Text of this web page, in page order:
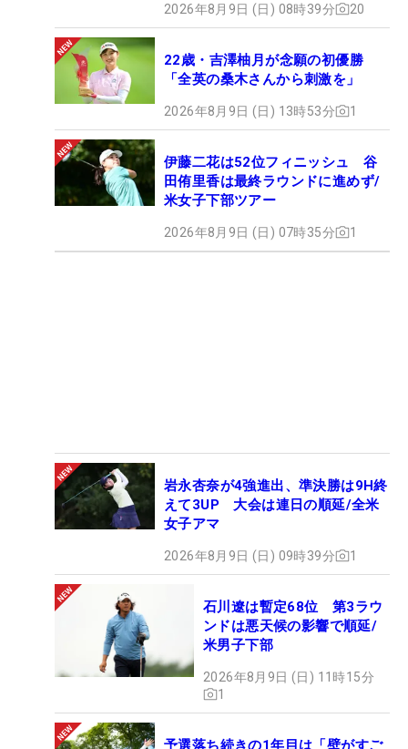
2026年8月9日 (日) 08時39分 20
22歳・吉澤柚月が念願の初優勝
「全英の桑木さんから刺激を」
2026年8月9日 (日) 13時53分 1
伊藤二花は52位フィニッシュ 谷
田侑里香は最終ラウンドに進めず/
米女子下部ツアー
2026年8月9日 (日) 07時35分 1
岩永杏奈が4強進出、準決勝は9H終
えて3UP 大会は連日の順延/全米
女子アマ
2026年8月9日 (日) 09時39分 1
石川遼は暫定68位 第3ラウ
ンドは悪天候の影響で順延/
米男子下部
2026年8月9日 (日) 11時15分
1
予選落ち続きの1年目は「壁がすご